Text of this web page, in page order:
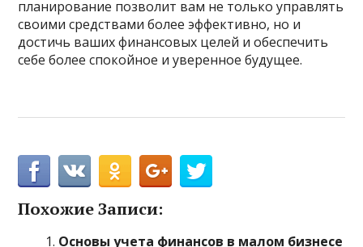
планирование позволит вам не только управлять
своими средствами более эффективно, но и
достичь ваших финансовых целей и обеспечить
себе более спокойное и уверенное будущее.
Похожие Записи:
Основы учета финансов в малом бизнесе